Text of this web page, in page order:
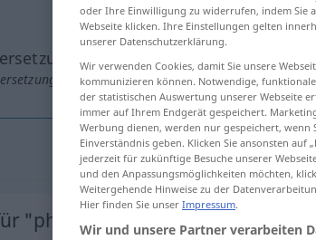
anklicken/antippen)
"phantastisch"
oder Ihre Einwilligung zu widerrufen, indem Sie
Webseite klicken. Ihre Einstellungen gelten
unserer Datenschutzerklärung.
Wir verwenden Cookies, damit Sie unsere
kommunizieren können. Notwendige,
der statistischen Auswertung unserer Webseite
immer auf Ihrem Endgerät gespeichert.
Werbung dienen, werden nur gespeichert, wenn
Einverständnis geben. Klicken Sie ansonsten
jederzeit für zukünftige Besuche unserer
und den Anpassungsmöglichkeiten möchten,
Weitergehende Hinweise zu der
Hier finden Sie unser Impressum.
Wir und unsere Partner verarbeiten